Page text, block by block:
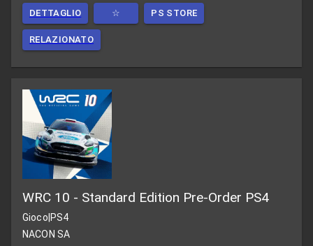
DETTAGLIO ☆ PS STORE
RELAZIONATO
WRC 10 - Standard Edition Pre-Order PS4
Gioco|PS4
NACON SA